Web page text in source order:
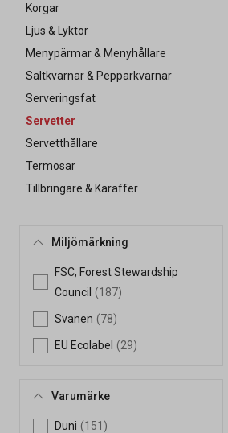
Korgar
Ljus & Lyktor
Menypärmar & Menyhållare
Saltkvarnar & Pepparkvarnar
Serveringsfat
Servetter
Servetthållare
Termosar
Tillbringare & Karaffer
Miljömärkning
FSC, Forest Stewardship
Council (187)
Svanen (78)
EU Ecolabel (29)
Varumärke
Duni (151)